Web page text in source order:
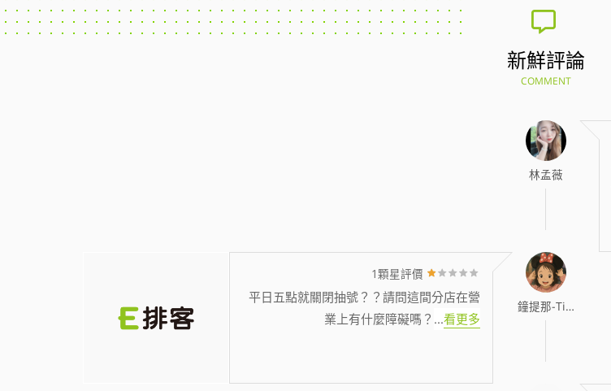
新鮮評論
COMMENT
林孟薇
鐘提那-Tina
1顆星評價
平日五點就關閉抽號？？請問這間分店在營
業上有什麼障礙嗎？ ...看更多